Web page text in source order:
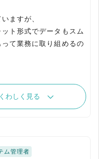
ますが、
ト形式でデータもスム
て業務に取り組めるの
わしく見る
ム管理者